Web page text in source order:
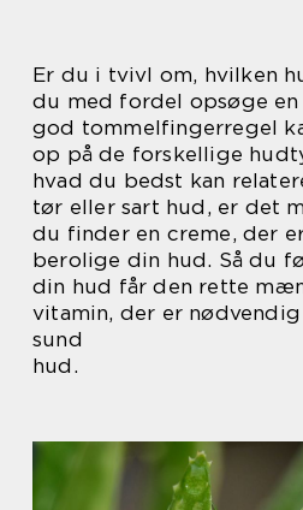
Er du i tvivl om, hvilken
du med fordel opsøge en
god tommelfingerregel
op på de forskellige
hvad du bedst kan
tør eller sart hud, er det
du finder en creme, der
berolige din hud. Så du
din hud får den rette
vitamin, der er
sund
hud.